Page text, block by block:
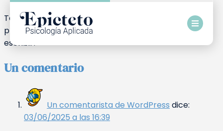
Te damos la bienvenida a WordPress. Esta es tu
primera entrada. Edítala o bórrala, ¡luego empieza a
escribir!
Un comentario
Un comentarista de WordPress dice:
03/06/2025 a las 16:39